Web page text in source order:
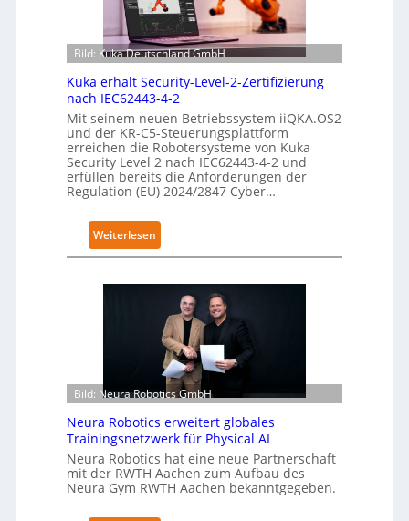
Bild: Kuka Deutschland GmbH
Kuka erhält Security-Level-2-Zertifizierung
nach IEC62443-4-2
Mit seinem neuen Betriebssystem iiQKA.OS2
und der KR-C5-Steuerungsplattform
erreichen die Robotersysteme von Kuka
Security Level 2 nach IEC62443-4-2 und
erfüllen bereits die Anforderungen der
Regulation (EU) 2024/2847 Cyber…
Weiterlesen
K
h
ä
l
t
S
e
c
Bild: Neura Robotics GmbH
Neura Robotics erweitert globales
Trainingsnetzwerk für Physical AI
Neura Robotics hat eine neue Partnerschaft
mit der RWTH Aachen zum Aufbau des
Neura Gym RWTH Aachen bekanntgegeben.